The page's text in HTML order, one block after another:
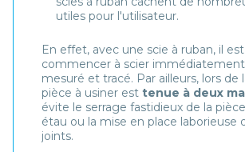
utiles pour l'utilisateur.
En effet, avec une scie à ruban, il
commencer à scier immédiatement
mesuré et tracé. Par ailleurs, lors de
pièce à usiner est tenue à deux
évite le serrage fastidieux de la
étau ou la mise en place laborieuse
joints.